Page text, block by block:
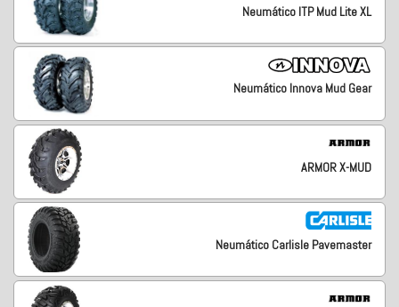
Neumático ITP Mud Lite XL
Neumático Innova Mud Gear
ARMOR X-MUD
Neumático Carlisle Pavemaster